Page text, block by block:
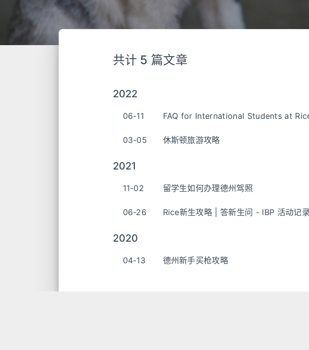
共计 5 篇文章
2022
06-11 FAQ for International Students at
03-05 休斯顿旅游攻略
2021
11-02 留学生如何办理德州驾照
06-26 Rice新生攻略 | 答新生问 - IBP 活动记录
2020
04-13 德州新手买枪攻略